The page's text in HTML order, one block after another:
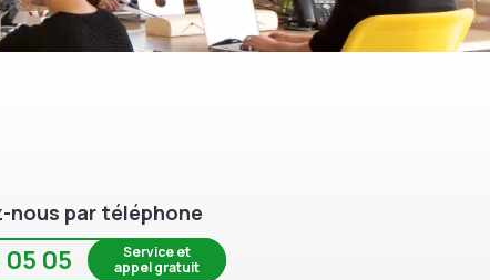
par téléphone
05 05
Service et
appel gratuit